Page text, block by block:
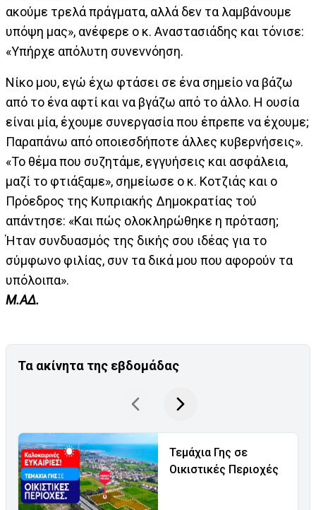
ακούμε τρελά πράγματα, αλλά δεν τα λαμβάνουμε
υπόψη μας», ανέφερε ο κ. Αναστασιάδης και τόνισε:
«Υπήρχε απόλυτη συνεννόηση.
Νίκο μου, εγώ έχω φτάσει σε ένα σημείο να βάζω
από το ένα αφτί και να βγάζω από το άλλο. Η ουσία
είναι μία, έχουμε συνεργασία που έπρεπε να έχουμε;
Παραπάνω από οποιεσδήποτε άλλες κυβερνήσεις».
«Το θέμα που συζητάμε, εγγυήσεις και ασφάλεια,
μαζί το φτιάξαμε», σημείωσε ο κ. Κοτζιάς και ο
Πρόεδρος της Κυπριακής Δημοκρατίας τού
απάντησε: «Και πώς ολοκληρώθηκε η πρόταση;
Ήταν συνδυασμός της δικής σου ιδέας για το
σύμφωνο φιλίας, συν τα δικά μου που αφορούν τα
υπόλοιπα».
Μ.ΑΔ.
Τα ακίνητα της εβδομάδας
Τεμάχια Γης σε
Οικιστικές Περιοχές